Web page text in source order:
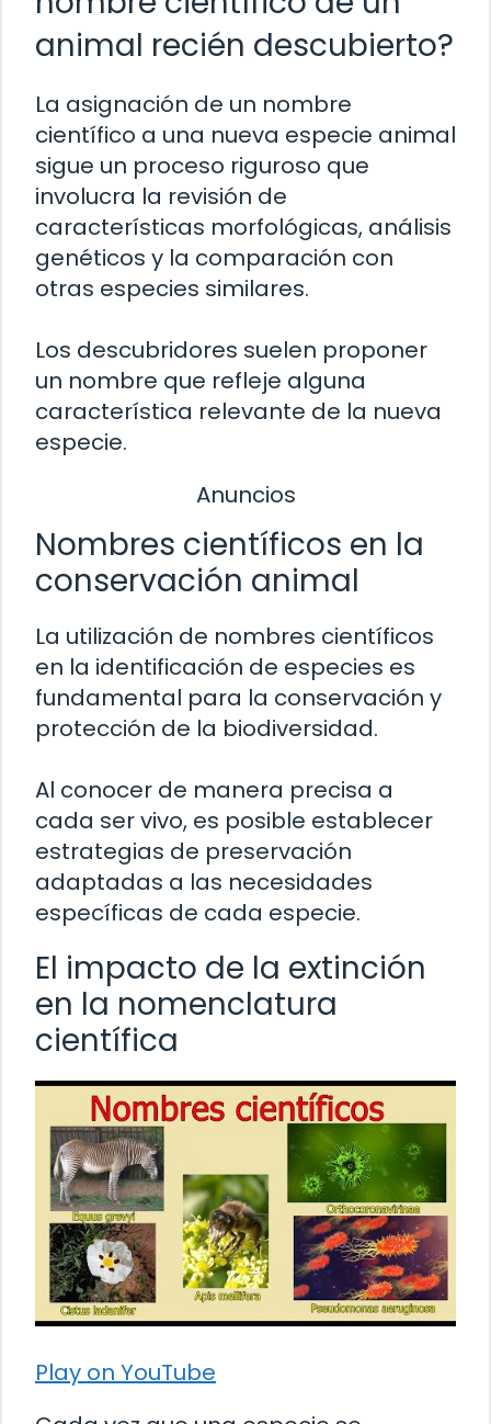
animal recién descubierto?
La asignación de un nombre
científico a una nueva especie animal
sigue un proceso riguroso que
involucra la revisión de
características morfológicas, análisis
genéticos y la comparación con
otras especies similares.
Los descubridores suelen proponer
un nombre que refleje alguna
característica relevante de la nueva
especie.
Anuncios
Nombres científicos en la
conservación animal
La utilización de nombres científicos
en la identificación de especies es
fundamental para la conservación y
protección de la biodiversidad.
Al conocer de manera precisa a
cada ser vivo, es posible establecer
estrategias de preservación
adaptadas a las necesidades
específicas de cada especie.
El impacto de la extinción
en la nomenclatura
científica
Play on YouTube